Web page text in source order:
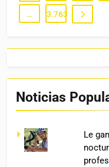
… 3.763
Noticias
Le